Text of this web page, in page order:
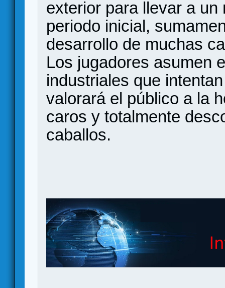
exterior para llevar a
periodo inicial,
desarrollo de muchas
Los jugadores asumen
industriales que
valorará el público a la
caros y totalmente
caballos.